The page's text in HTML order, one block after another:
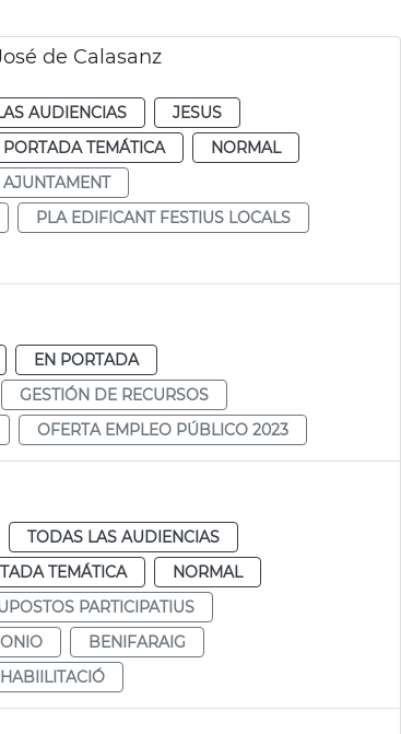
de Calasanz
AUDIENCIAS
JESUS
PORTADA TEMÁTICA
NORMAL
AJUNTAMENT
PLA EDIFICANT FESTIUS LOCALS
EN PORTADA
GESTIÓN DE RECURSOS
OFERTA EMPLEO PÚBLICO 2023
TODAS LAS AUDIENCIAS
TEMÁTICA
NORMAL
PARTICIPATIUS
BENIFARAIG